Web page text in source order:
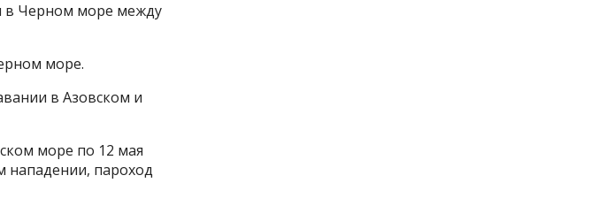
в Черном море между
море.
в Азовском и
море по 12 мая
нападении, пароход